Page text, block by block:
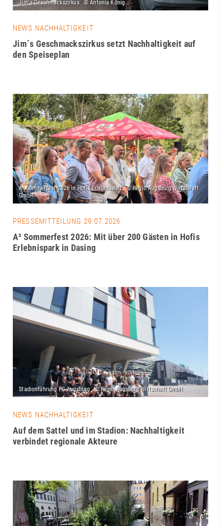
NEWS NACHHALTIGKEIT
Jim´s Geschmackszirkus setzt Nachhaltigkeit auf
den Speiseplan
PRESSEMITTEILUNG 29.07.2026
A³ Sommerfest 2026: Mit über 200 Gästen in Hofis
Erlebnispark in Dasing
NEWS NACHHALTIGKEIT
Auf dem Sattel und im Stadion: Nachhaltigkeit
verbindet regionale Akteure